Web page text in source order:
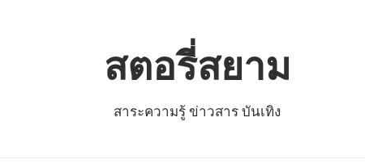
สตอรี่สยาม
สาระความรู้ ข่าวสาร บันเทิง